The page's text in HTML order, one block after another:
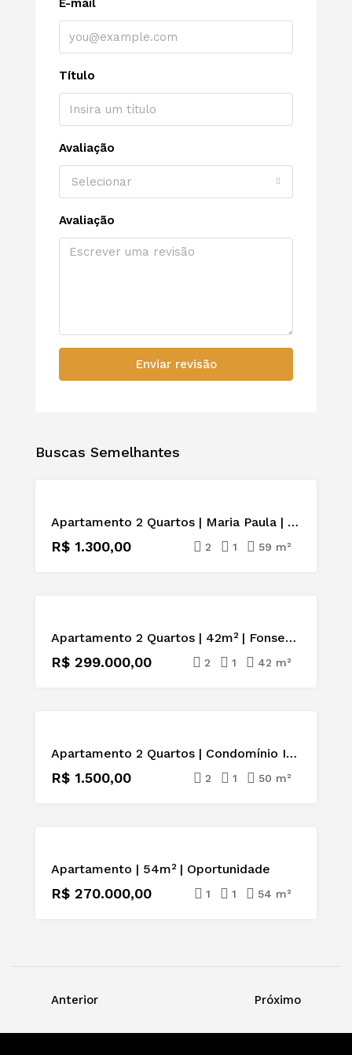
E-mail
Título
Avaliação
Selecionar
Avaliação
Enviar revisão
Buscas Semelhantes
ALUGAR Apartamento 2 Quartos | Maria Paula | Lazer Completo | São Gonçalo
R$ 1.300,00 2 1 59 m²
VENDA Apartamento 2 Quartos | 42m² | Fonseca | Niterói | Sol da Manhã
R$ 299.000,00 2 1 42 m²
ALUGAR Apartamento 2 Quartos | Condomínio Império do Ouro | Rio do Ouro | Niterói
R$ 1.500,00 2 1 50 m²
VENDA
Apartamento | 54m² | Oportunidade
R$ 270.000,00 1 1 54 m²
Anterior Próximo